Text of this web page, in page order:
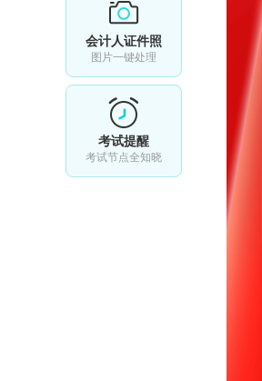
会计人证件照
图片一键处理
考试提醒
考试节点全知晓